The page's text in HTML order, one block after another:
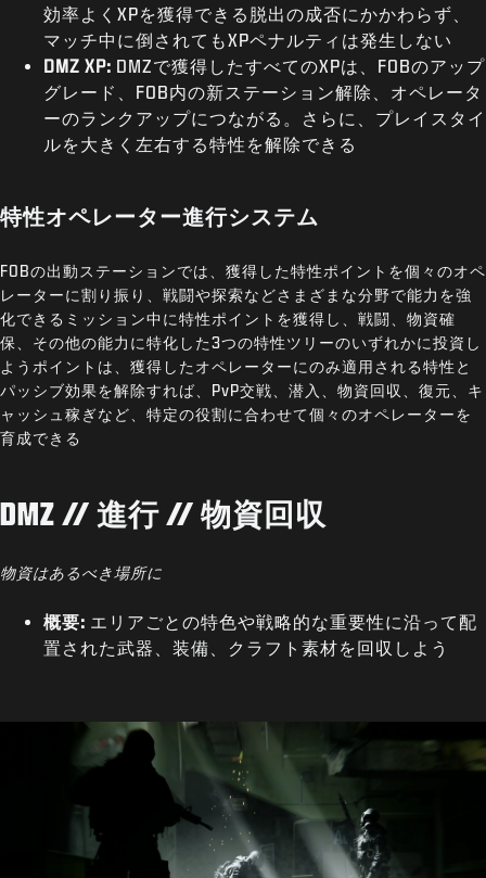
効率よくXPを獲得できる脱出の成否にかかわらず、
マッチ中に倒されてもXPペナルティは発生しない
DMZ XP: DMZで獲得したすべてのXPは、FOBのアップ
グレード、FOB内の新ステーション解除、オペレータ
ーのランクアップにつながる。さらに、プレイスタイ
ルを大きく左右する特性を解除できる
特性オペレーター進行システム
FOBの出動ステーションでは、獲得した特性ポイントを個々のオペ
レーターに割り振り、戦闘や探索などさまざまな分野で能力を強
化できるミッション中に特性ポイントを獲得し、戦闘、物資確
保、その他の能力に特化した3つの特性ツリーのいずれかに投資し
ようポイントは、獲得したオペレーターにのみ適用される特性と
パッシブ効果を解除すれば、PvP交戦、潜入、物資回収、復元、キ
ャッシュ稼ぎなど、特定の役割に合わせて個々のオペレーターを
育成できる
DMZ // 進行 // 物資回収
物資はあるべき場所に
概要: エリアごとの特色や戦略的な重要性に沿って配
置された武器、装備、クラフト素材を回収しよう